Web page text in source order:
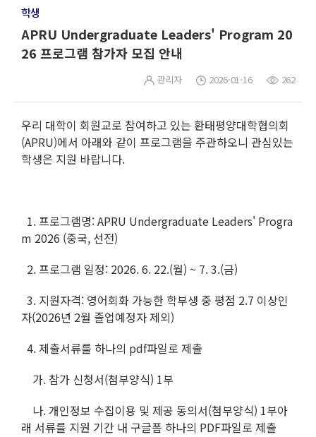
학생
APRU Undergraduate Leaders' Program 20
26 프로그램 참가자 모집 안내
관리자 2026-01-16 262
우리 대학이 회원교로 참여하고 있는 환태평양대학협의회
(APRU)에서 아래와 같이 프로그램을 주관하오니 관심있는
학생은 지원 바랍니다.
1. 프로그램명: APRU Undergraduate Leaders' Progra
m 2026 (중국, 선전)
2. 프로그램 일정: 2026. 6. 22.(월) ~ 7. 3.(금)
3. 지원자격: 영어회화 가능한 학부생 중 평점 2.7 이상인
자(2026년 2월 졸업예정자 제외)
4. 제출서류를 하나의 pdf파일로 제출
가. 참가 신청서(첨부양식) 1부
나. 개인정보 수집이용 및 제공 동의서(첨부양식) 1부아
래 서류를 지원 기간 내 구글폼 하나의 PDF파일로 제출